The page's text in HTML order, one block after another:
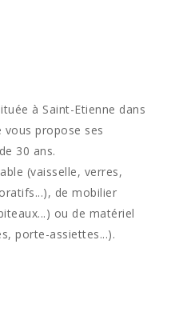
à Saint-Etienne dans
propose ses
30 ans.
(vaisselle, verres,
de mobilier
ou de matériel
porte-assiettes...).